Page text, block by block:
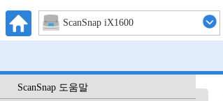
ScanSnap iX1600
ScanSnap 도움말